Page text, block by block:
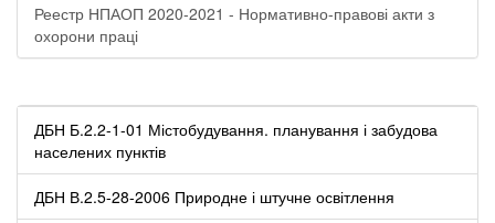
Реестр НПАОП 2020-2021 - Нормативно-правові акти з
охорони праці
ДБН Б.2.2-1-01 Містобудування. планування і забудова
населених пунктів
ДБН В.2.5-28-2006 Природне і штучне освітлення